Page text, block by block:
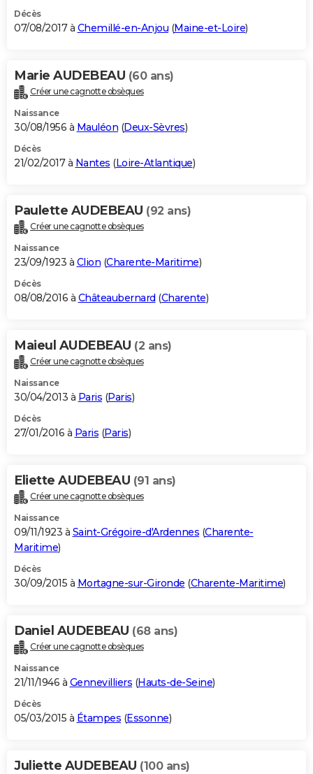
Décès
07/08/2017 à Chemillé-en-Anjou (Maine-et-Loire)
Marie AUDEBEAU (60 ans)
Créer une cagnotte obsèques
Naissance
30/08/1956 à Mauléon (Deux-Sèvres)
Décès
21/02/2017 à Nantes (Loire-Atlantique)
Paulette AUDEBEAU (92 ans)
Créer une cagnotte obsèques
Naissance
23/09/1923 à Clion (Charente-Maritime)
Décès
08/08/2016 à Châteaubernard (Charente)
Maieul AUDEBEAU (2 ans)
Créer une cagnotte obsèques
Naissance
30/04/2013 à Paris (Paris)
Décès
27/01/2016 à Paris (Paris)
Eliette AUDEBEAU (91 ans)
Créer une cagnotte obsèques
Naissance
09/11/1923 à Saint-Grégoire-d'Ardennes (Charente-
Maritime)
Décès
30/09/2015 à Mortagne-sur-Gironde (Charente-Maritime)
Daniel AUDEBEAU (68 ans)
Créer une cagnotte obsèques
Naissance
21/11/1946 à Gennevilliers (Hauts-de-Seine)
Décès
05/03/2015 à Étampes (Essonne)
Juliette AUDEBEAU (100 ans)